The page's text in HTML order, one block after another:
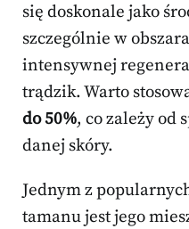
się doskonale jako
szczególnie w
intensywnej
trądzik. Warto
do 50%, co zależy od
danej skóry.
Jednym z
tamanu jest jego